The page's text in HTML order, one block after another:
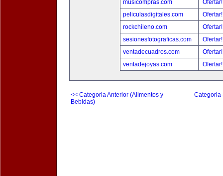
musicompras.com
peliculasdigitales.com
rockchileno.com
sesionesfotograficas.com
ventadecuadros.com
ventadejoyas.com
<< Categoria Anterior (Alimentos y
Bebidas)
Categoria